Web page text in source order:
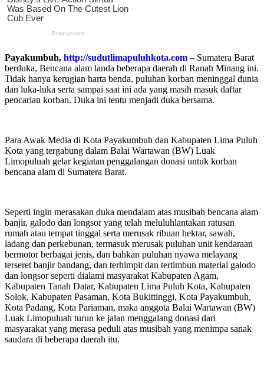
Payakumbuh, http://sudutlimapuluhkota.com–Sumatera Barat
berduka, Bencana alam landa beberapa daerah di Ranah Minang ini.
Tidak hanya kerugian harta benda, puluhan korban meninggal dunia
dan luka-luka serta sampai saat ini ada yang masih masuk daftar
pencarian korban. Duka ini tentu menjadi duka bersama.
Para Awak Media di Kota Payakumbuh dan Kabupaten Lima Puluh
Kota yang tergabung dalam Balai Wartawan (BW) Luak
Limopuluah gelar kegiatan penggalangan donasi untuk korban
bencana alam di Sumatera Barat.
Seperti ingin merasakan duka mendalam atas musibah bencana alam
banjir, galodo dan longsor yang telah meluluhlantakan ratusan
rumah atau tempat tinggal serta merusak ribuan hektar, sawah,
ladang dan perkebunan, termasuk merusak puluhan unit kendaraan
bermotor berbagai jenis, dan bahkan puluhan nyawa melayang
terseret banjir bandang, dan terhimpit dan tertimbun material galodo
dan longsor seperti dialami masyarakat Kabupaten Agam,
Kabupaten Tanah Datar, Kabupaten Lima Puluh Kota, Kabupaten
Solok, Kabupaten Pasaman, Kota Bukittinggi, Kota Payakumbuh,
Kota Padang, Kota Pariaman, maka anggota Balai Wartawan (BW)
Luak Limopuluah turun ke jalan menggalang donasi dari
masyarakat yang merasa peduli atas musibah yang menimpa sanak
saudara di beberapa daerah itu.